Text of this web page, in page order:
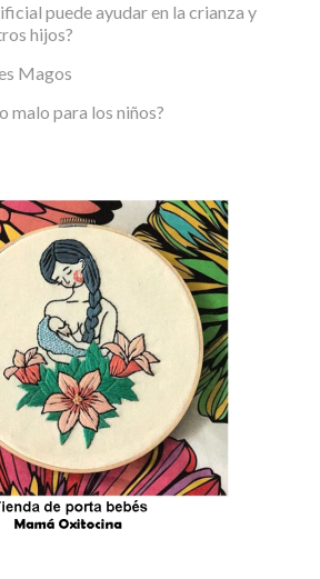
puede ayudar en la crianza y
hijos?
Magos
malo para los niños?